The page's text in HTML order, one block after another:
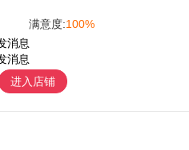
满意度:100%
进入店铺